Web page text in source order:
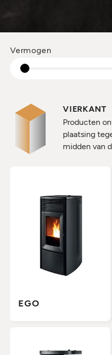
Vermogen
VIERKANT
Producten
plaatsing
midden van
EGO